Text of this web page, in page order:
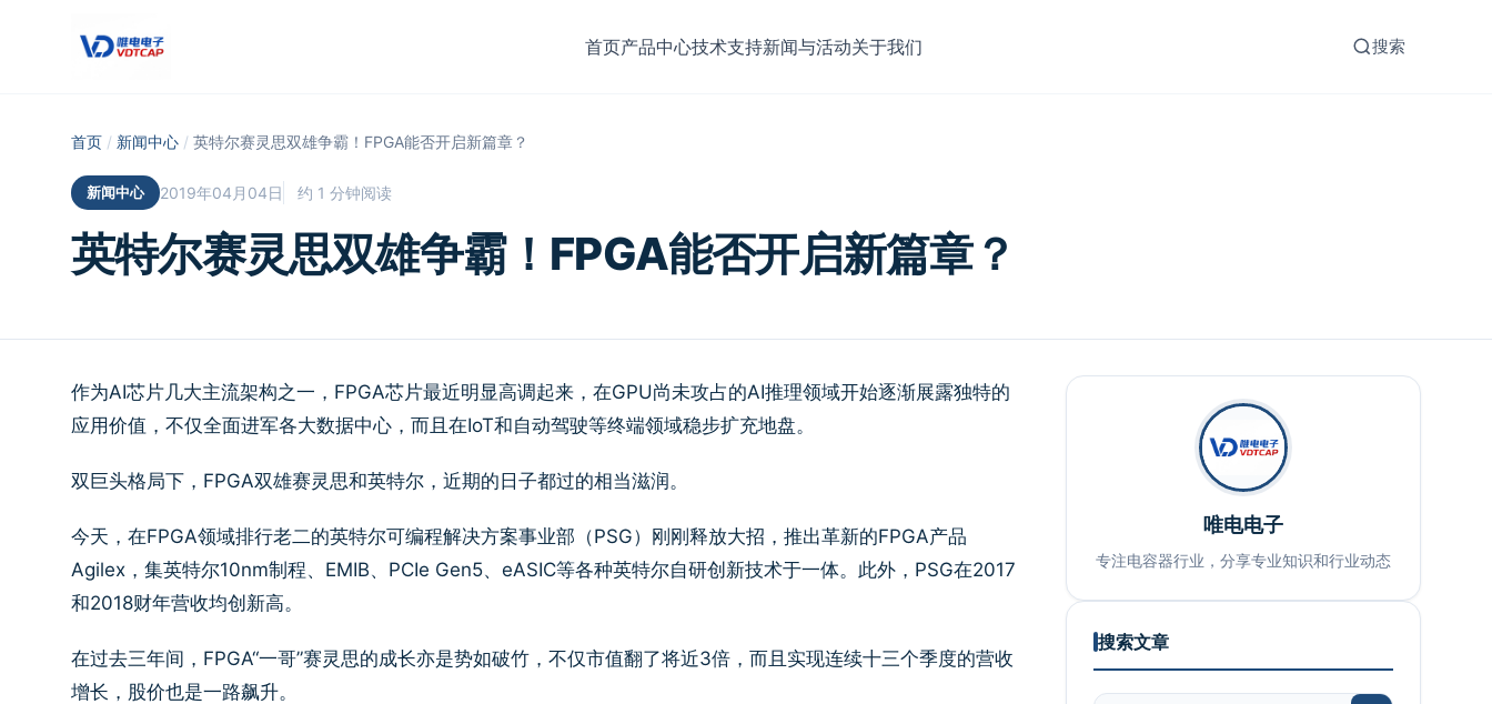
首页产品中心技术支持新闻与活动关于我们 搜索
首页 / 新闻中心 / 英特尔赛灵思双雄争霸！FPGA能否开启新篇章？
新闻中心 2019年04月04日 约 1 分钟阅读
英特尔赛灵思双雄争霸！FPGA能否开启新篇章？
作为AI芯片几大主流架构之一，FPGA芯片最近明显高调起来，在GPU尚未攻占的AI推理领域开始逐渐展露独特的
应用价值，不仅全面进军各大数据中心，而且在IoT和自动驾驶等终端领域稳步扩充地盘。
双巨头格局下，FPGA双雄赛灵思和英特尔，近期的日子都过的相当滋润。
今天，在FPGA领域排行老二的英特尔可编程解决方案事业部（PSG）刚刚释放大招，推出革新的FPGA产品
Agilex，集英特尔10nm制程、EMIB、PCIe Gen5、eASIC等各种英特尔自研创新技术于一体。此外，PSG在2017
和2018财年营收均创新高。
在过去三年间，FPGA“一哥”赛灵思的成长亦是势如破竹，不仅市值翻了将近3倍，而且实现连续十三个季度的营收
增长，股价也是一路飙升。
唯电电子
专注电容器行业，分享专业知识和行业动态
搜索文章